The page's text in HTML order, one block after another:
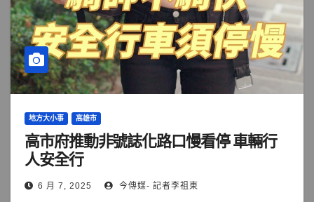
地方大小事 高雄市
高市府推動非號誌化路口慢看停 車輛行
人安全行
6 月 7, 2025 今傳媒- 記者李祖東